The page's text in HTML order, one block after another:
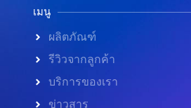
เมนู
ผลิตภัณฑ์
รีวิวจากลูกค้า
บริการของเรา
ข่าวสาร